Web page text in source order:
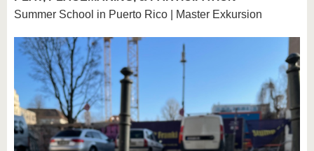
Summer School in Puerto Rico | Master Exkursion